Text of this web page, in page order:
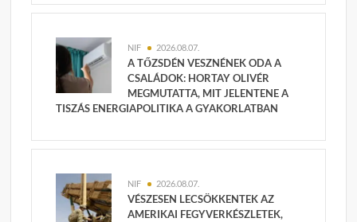
NIF 2026.08.07.
A TŐZSDÉN VESZNÉNEK ODA A
CSALÁDOK: HORTAY OLIVÉR
MEGMUTATTA, MIT JELENTENE A
TISZÁS ENERGIAPOLITIKA A GYAKORLATBAN
NIF 2026.08.07.
VÉSZESEN LECSÖKKENTEK AZ
AMERIKAI FEGYVERKÉSZLETEK,